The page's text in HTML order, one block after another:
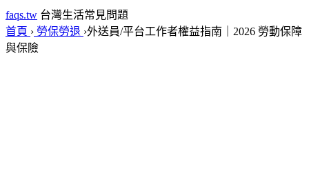
faqs.tw 台灣生活常見問題
首頁 › 勞保勞退 ›外送員/平台工作者權益指南｜2026 勞動保障
與保險